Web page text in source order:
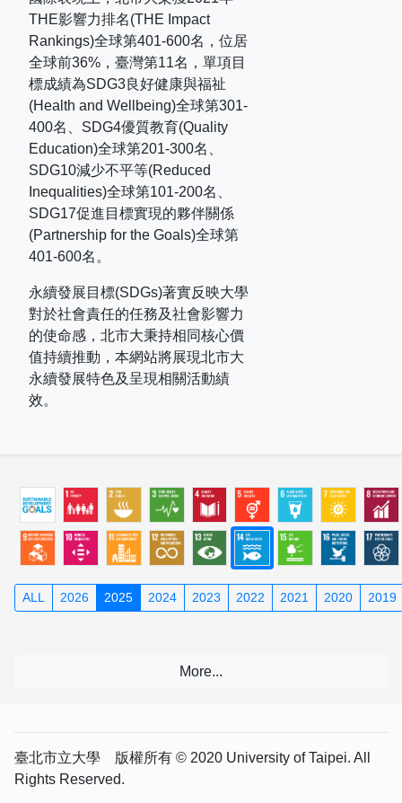
THE影響力排名(THE Impact
Rankings)全球第401-600名，位居
全球前36% ，臺灣第11名，單項目
標成績為SDG3良好健康與福祉
(Health and Wellbeing)全球第301-
400名、 SDG4優質教育(Quality
Education)全球第201-300名、
SDG10減少不平等(Reduced
Inequalities)全球第101-200名、
SDG17促進目標實現的夥伴關係
(Partnership for the Goals)全球第
401-600名。
永續發展目標(SDGs)著實反映大學
對於社會責任的任務及社會影響力
的使命感，北市大秉持相同核心價
值持續推動，本網站將展現北市大
永續發展特色及呈現相關活動績
效。
ALL 2026 2025 2024 2023 2022 2021 2020 2019
臺北市立大學 版權所有 © 2020 University of Taipei. All
Rights Reserved.